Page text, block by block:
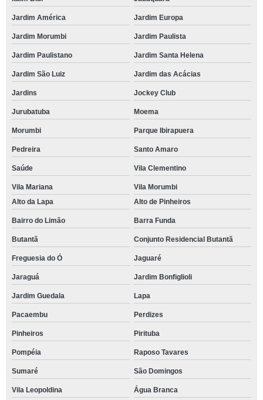
Jardim América Jardim Europa
Jardim Morumbi Jardim Paulista
Jardim Paulistano Jardim Santa Helena
Jardim São Luiz Jardim das Acácias
Jardins Jockey Club
Jurubatuba Moema
Morumbi Parque Ibirapuera
Pedreira Santo Amaro
Saúde Vila Clementino
Vila Mariana
Vila Morumbi
Alto da Lapa
Alto de Pinheiros
Bairro do Limão Barra Funda
Butantã Conjunto Residencial Butantã
Freguesia do Ó Jaguaré
Jaraguá Jardim Bonfiglioli
Jardim Guedala Lapa
Pacaembu Perdizes
Pinheiros Pirituba
Pompéia Raposo Tavares
Sumaré São Domingos
Vila Leopoldina
Água Branca